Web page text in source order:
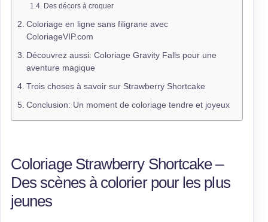
Des décors à croquer
Coloriage en ligne sans filigrane avec
ColoriageVIP.com
Découvrez aussi: Coloriage Gravity Falls pour une
aventure magique
Trois choses à savoir sur Strawberry Shortcake
Conclusion: Un moment de coloriage tendre et joyeux
Coloriage Strawberry Shortcake –
Des scènes à colorier pour les plus
jeunes